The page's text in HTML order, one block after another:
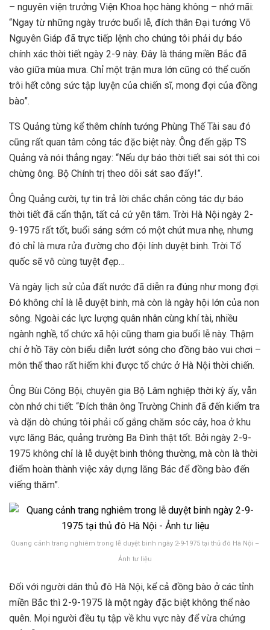
– nguyên viện trưởng Viện Khoa học hàng không – nhớ mãi:
“Ngay từ những ngày trước buổi lễ, đích thân Đại tướng Võ
Nguyên Giáp đã trực tiếp lệnh cho chúng tôi phải dự báo
chính xác thời tiết ngày 2-9 này. Đây là tháng miền Bắc đã
vào giữa mùa mưa. Chỉ một trận mưa lớn cũng có thể cuốn
trôi hết công sức tập luyện của chiến sĩ, mong đợi của đồng
bào”.
TS Quảng từng kể thêm chính tướng Phùng Thế Tài sau đó
cũng rất quan tâm công tác đặc biệt này. Ông đến gặp TS
Quảng và nói thẳng ngay: “Nếu dự báo thời tiết sai sót thì coi
chừng ông. Bộ Chính trị theo dõi sát sao đấy!”.
Ông Quảng cười, tự tin trả lời chắc chắn công tác dự báo
thời tiết đã cẩn thận, tất cả cứ yên tâm. Trời Hà Nội ngày 2-
9-1975 rất tốt, buổi sáng sớm có một chút mưa nhẹ, nhưng
đó chỉ là mưa rửa đường cho đội lính duyệt binh. Trời Tổ
quốc sẽ vô cùng tuyệt đẹp…
Và ngày lịch sử của đất nước đã diễn ra đúng như mong đợi.
Đó không chỉ là lễ duyệt binh, mà còn là ngày hội lớn của non
sông. Ngoài các lực lượng quân nhân cùng khí tài, nhiều
ngành nghề, tổ chức xã hội cũng tham gia buổi lễ này. Thậm
chí ở hồ Tây còn biểu diễn lướt sóng cho đồng bào vui chơi –
môn thể thao rất hiếm khi được tổ chức ở Hà Nội thời chiến.
Ông Bùi Công Bội, chuyên gia Bộ Lâm nghiệp thời kỳ ấy, vẫn
còn nhớ chi tiết: “Đích thân ông Trường Chinh đã đến kiểm tra
và dặn dò chúng tôi phải cố gắng chăm sóc cây, hoa ở khu
vực lăng Bác, quảng trường Ba Đình thật tốt. Bởi ngày 2-9-
1975 không chỉ là lễ duyệt binh thông thường, mà còn là thời
điểm hoàn thành việc xây dựng lăng Bác để đồng bào đến
viếng thăm”.
Quang cảnh trang nghiêm trong lễ duyệt binh ngày 2-9-1975 tại thủ đô Hà Nội –
Ảnh tư liệu
Đối với người dân thủ đô Hà Nội, kể cả đồng bào ở các tỉnh
miền Bắc thì 2-9-1975 là một ngày đặc biệt không thể nào
quên. Mọi người đều tụ tập về khu vực này để vừa chứng